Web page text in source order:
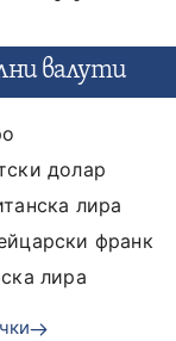
валути
долар
лира
франк
лира